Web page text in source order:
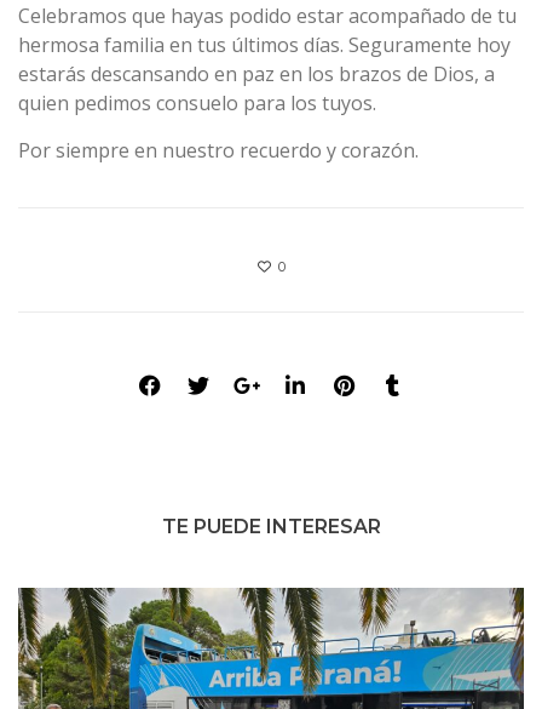
Celebramos que hayas podido estar acompañado de tu
hermosa familia en tus últimos días. Seguramente hoy
estarás descansando en paz en los brazos de Dios, a
quien pedimos consuelo para los tuyos.
Por siempre en nuestro recuerdo y corazón.
0
TE PUEDE INTERESAR